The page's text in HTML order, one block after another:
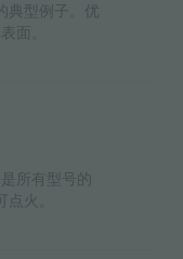
典型例子。优
面。
所有型号的
火。